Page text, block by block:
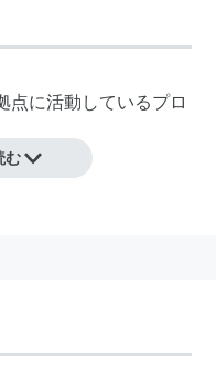
点に活動しているプロ
む